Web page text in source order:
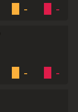
- -
- -